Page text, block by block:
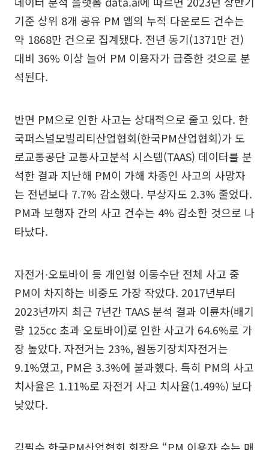
기준 상위 8개 공유 PM 앱의 누적 다운로드 건수는
약 1868만 건으로 집계됐다. 전년 동기(1371만 건)
대비 36% 이상 늘어 PM 이용자가 급증한 것으로 분
석된다.
반면 PM으로 인한 사고는 상대적으로 줄고 있다. 한
국퍼스널모빌리티산업협회(한국PM산업협회)가 도
로교통공단 교통사고분석 시스템(TAAS) 데이터를 분
석한 결과 지난해 PM이 가해 차종인 사고의 사망자
는 전년보다 7.7% 감소했다. 부상자도 2.3% 줄었다.
PM과 보행자 간의 사고 건수는 4% 감소한 것으로 나
타났다.
자전거∙오토바이 등 개인형 이동수단 전체 사고 중
PM이 차지하는 비중도 가장 작았다. 2017년부터
2023년까지 최근 7년간 TAAS 분석 결과 이륜차(배기
량 125cc 초과 오토바이)로 인한 사고가 64.6%로 가
장 높았다. 자전거는 23%, 원동기장치자전거는
9.1%였고, PM은 3.3%에 불과했다. 특히 PM의 사고
치사율은 1.11%로 자전거 사고 치사율(1.49%) 보다
낮았다.